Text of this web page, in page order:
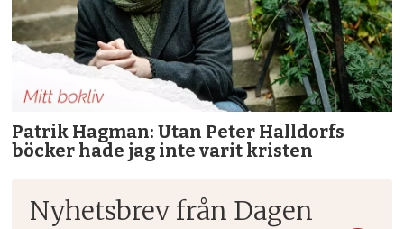
Patrik Hagman: Utan Peter Halldorfs
böcker hade jag inte varit kristen
Nyhetsbrev från Dagen